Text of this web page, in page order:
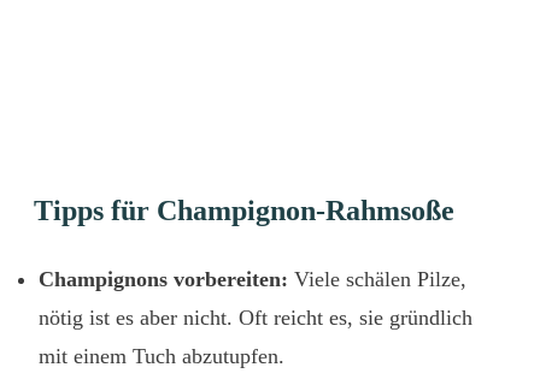
Tipps für Champignon-Rahmsoße
Champignons vorbereiten: Viele schälen Pilze,
nötig ist es aber nicht. Oft reicht es, sie gründlich
mit einem Tuch abzutupfen.